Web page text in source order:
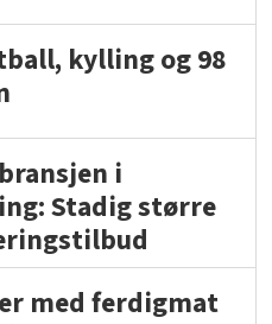
kylling og 98
i
Stadig større
med ferdigmat